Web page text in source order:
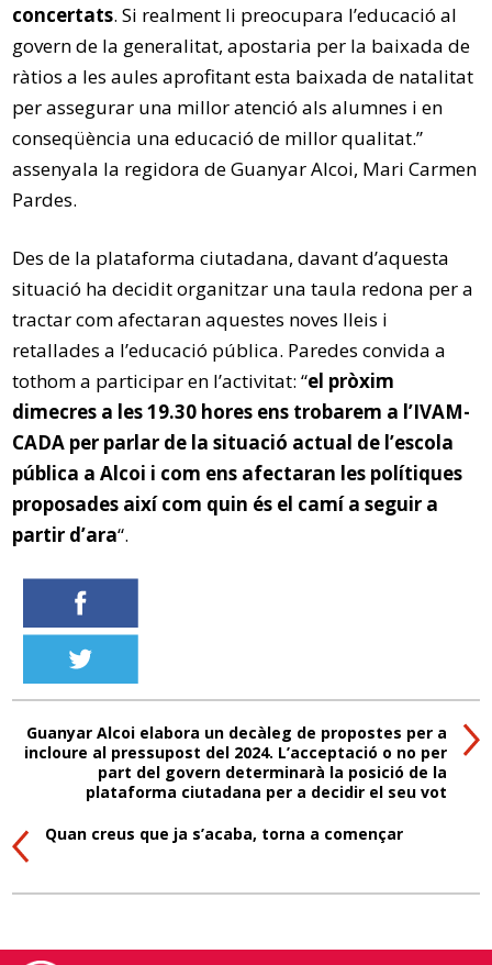
concertats. Si realment li preocupara l’educació al
govern de la generalitat, apostaria per la baixada de
ràtios a les aules aprofitant esta baixada de natalitat
per assegurar una millor atenció als alumnes i en
conseqüència una educació de millor qualitat.”
assenyala la regidora de Guanyar Alcoi, Mari Carmen
Pardes.
Des de la plataforma ciutadana, davant d’aquesta
situació ha decidit organitzar una taula redona per a
tractar com afectaran aquestes noves lleis i
retallades a l’educació pública. Paredes convida a
tothom a participar en l’activitat: “el pròxim
dimecres a les 19.30 hores ens trobarem a l’IVAM-
CADA per parlar de la situació actual de l’escola
pública a Alcoi i com ens afectaran les polítiques
proposades així com quin és el camí a seguir a
partir d’ara“.
Guanyar Alcoi elabora un decàleg de propostes per a
incloure al pressupost del 2024. L’acceptació o no per
part del govern determinarà la posició de la
plataforma ciutadana per a decidir el seu vot
Quan creus que ja s’acaba, torna a començar